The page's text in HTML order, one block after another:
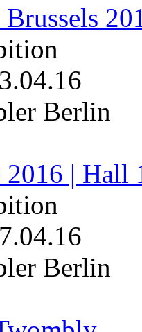
Berlin
| Hall
Berlin